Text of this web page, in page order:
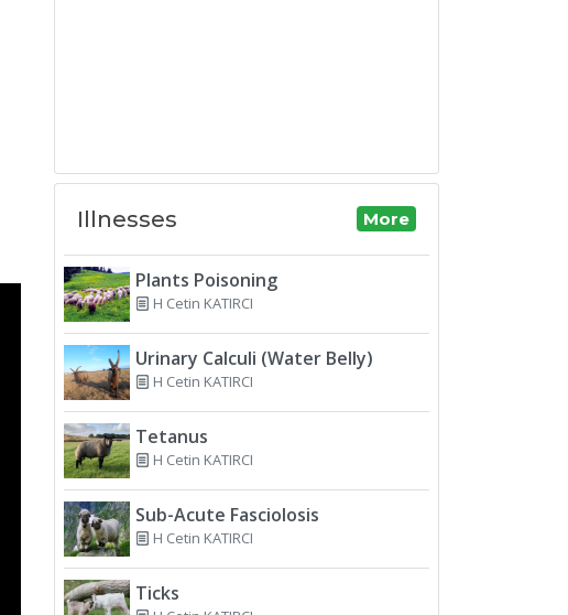
Illnesses More
Plants Poisoning
H Cetin KATIRCI
Urinary Calculi (Water Belly)
H Cetin KATIRCI
Tetanus
H Cetin KATIRCI
Sub-Acute Fasciolosis
H Cetin KATIRCI
Ticks